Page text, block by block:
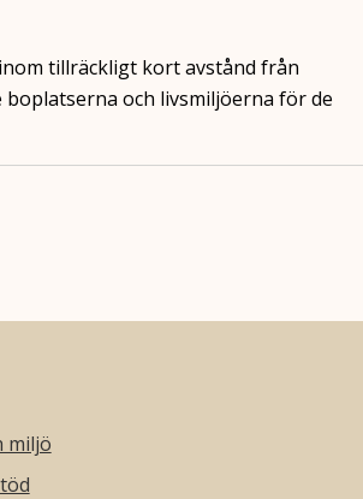
tillräckligt kort avstånd från
och livsmiljöerna för de
miljö